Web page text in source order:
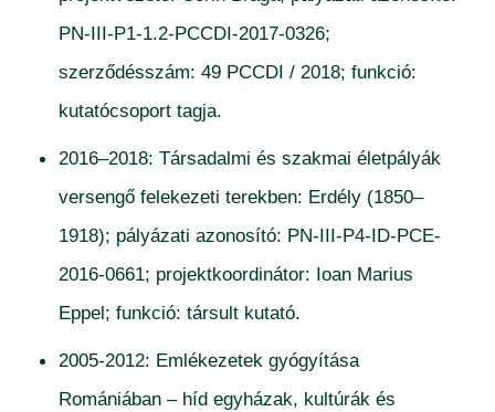
PN-III-P1-1.2-PCCDI-2017-0326;
szerződésszám: 49 PCCDI / 2018; funkció:
kutatócsoport tagja.
2016–2018: Társadalmi és szakmai életpályák
versengő felekezeti terekben: Erdély (1850–
1918); pályázati azonosító: PN-III-P4-ID-PCE-
2016-0661; projektkoordinátor: Ioan Marius
Eppel; funkció: társult kutató.
2005-2012: Emlékezetek gyógyítása
Romániában – híd egyházak, kultúrák és